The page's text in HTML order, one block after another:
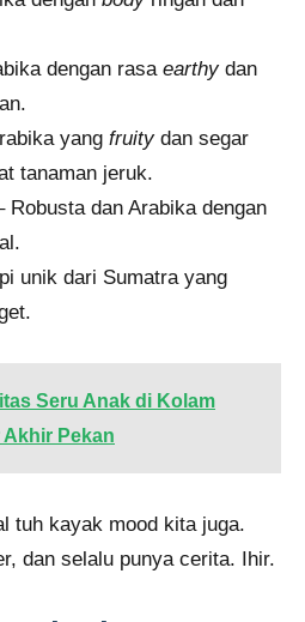
dengan rasa earthydan
yang fruitydan segar
tanaman jeruk.
Robusta dan Arabika dengan
unik dari Sumatra yang
Seru Anak di Kolam
Pekan
tuh kayak mood kita juga.
dan selalu punya cerita. Ihir.